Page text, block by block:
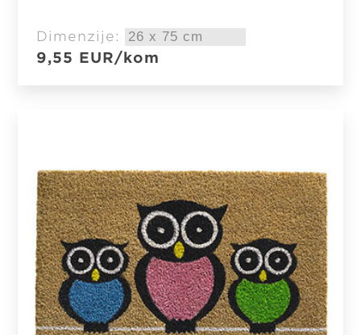
Dimenzije:
9,55 EUR/kom